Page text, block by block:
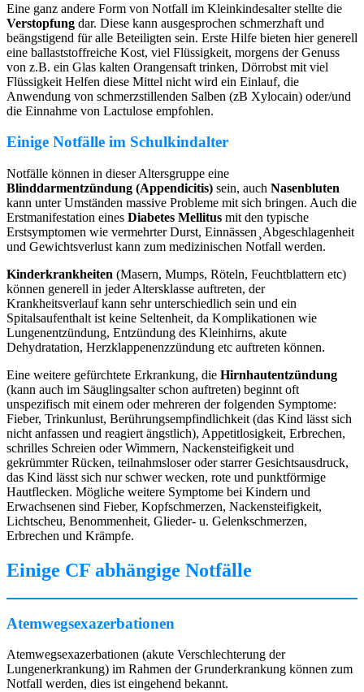
Eine ganz andere Form von Notfall im Kleinkindesalter stellte die
Verstopfung dar. Diese kann ausgesprochen schmerzhaft und
beängstigend für alle Beteiligten sein. Erste Hilfe bieten hier generell
eine ballaststoffreiche Kost, viel Flüssigkeit, morgens der Genuss
von z.B. ein Glas kalten Orangensaft trinken, Dörrobst mit viel
Flüssigkeit Helfen diese Mittel nicht wird ein Einlauf, die
Anwendung von schmerzstillenden Salben (zB Xylocain) oder/und
die Einnahme von Lactulose empfohlen.
Einige Notfälle im Schulkindalter
Notfälle können in dieser Altersgruppe eine
Blinddarmentzündung (Appendicitis) sein, auch Nasenbluten
kann unter Umständen massive Probleme mit sich bringen. Auch die
Erstmanifestation eines Diabetes Mellitus mit den typische
Erstsymptomen wie vermehrter Durst, Einnässen ̧ Abgeschlagenheit
und Gewichtsverlust kann zum medizinischen Notfall werden.
Kinderkrankheiten (Masern, Mumps, Röteln, Feuchtblattern etc)
können generell in jeder Altersklasse auftreten, der
Krankheitsverlauf kann sehr unterschiedlich sein und ein
Spitalsaufenthalt ist keine Seltenheit, da Komplikationen wie
Lungenentzündung, Entzündung des Kleinhirns, akute
Dehydratation, Herzklappenenzzündung etc auftreten können.
Eine weitere gefürchtete Erkrankung, die Hirnhautentzündung
(kann auch im Säuglingsalter schon auftreten) beginnt oft
unspezifisch mit einem oder mehreren der folgenden Symptome:
Fieber, Trinkunlust, Berührungsempfindlichkeit (das Kind lässt sich
nicht anfassen und reagiert ängstlich), Appetitlosigkeit, Erbrechen,
schrilles Schreien oder Wimmern, Nackensteifigkeit und
gekrümmter Rücken, teilnahmsloser oder starrer Gesichtsausdruck,
das Kind lässt sich nur schwer wecken, rote und punktförmige
Hautflecken. Mögliche weitere Symptome bei Kindern und
Erwachsenen sind Fieber, Kopfschmerzen, Nackensteifigkeit,
Lichtscheu, Benommenheit, Glieder- u. Gelenkschmerzen,
Erbrechen und Krämpfe.
Einige CF abhängige Notfälle
Atemwegsexazerbationen
Atemwegsexazerbationen (akute Verschlechterung der
Lungenerkrankung) im Rahmen der Grunderkrankung können zum
Notfall werden, dies ist eingehend bekannt.